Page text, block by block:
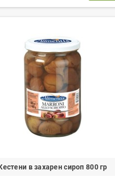
в захарен сироп 800 гр